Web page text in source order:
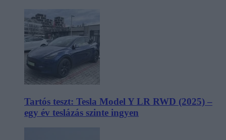
Tartós teszt: Tesla Model Y LR RWD (2025) –
egy év teslázás szinte ingyen